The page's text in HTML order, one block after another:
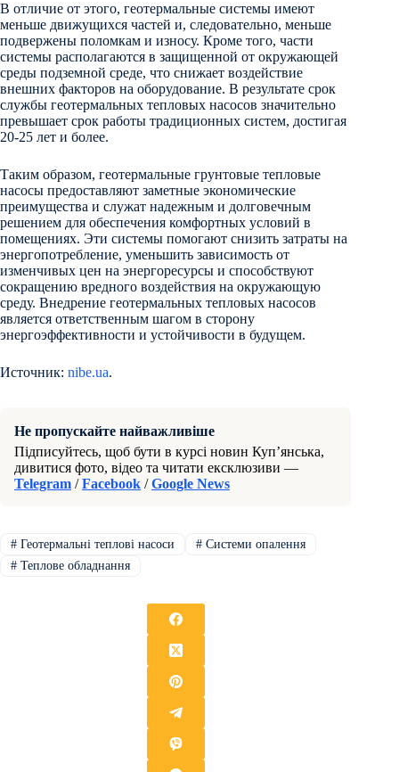
В отличие от этого, геотермальные системы имеют
меньше движущихся частей и, следовательно, меньше
подвержены поломкам и износу. Кроме того, части
системы располагаются в защищенной от окружающей
среды подземной среде, что снижает воздействие
внешних факторов на оборудование. В результате срок
службы геотермальных тепловых насосов значительно
превышает срок работы традиционных систем, достигая
20-25 лет и более.
Таким образом, геотермальные грунтовые тепловые
насосы предоставляют заметные экономические
преимущества и служат надежным и долговечным
решением для обеспечения комфортных условий в
помещениях. Эти системы помогают снизить затраты на
энергопотребление, уменьшить зависимость от
изменчивых цен на энергоресурсы и способствуют
сокращению вредного воздействия на окружающую
среду. Внедрение геотермальных тепловых насосов
является ответственным шагом в сторону
энергоэффективности и устойчивости в будущем.
Источник: nibe.ua.
Не пропускайте найважливіше
Підписуйтесь, щоб бути в курсі новин Куп’янська,
дивитися фото, відео та читати ексклюзиви —
Telegram /Facebook /Google News
#Геотермальні теплові насоси #Системи опалення
#Теплове обладнання